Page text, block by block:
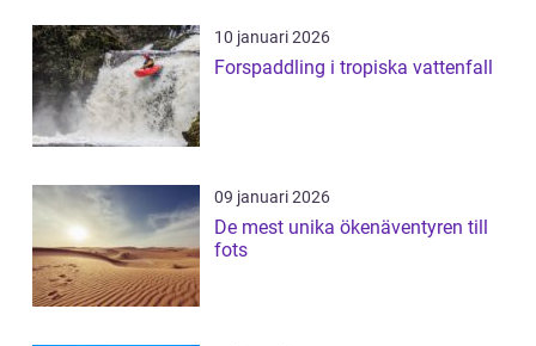
10 januari 2026
Forspaddling i tropiska vattenfall
09 januari 2026
De mest unika ökenäventyren till
fots